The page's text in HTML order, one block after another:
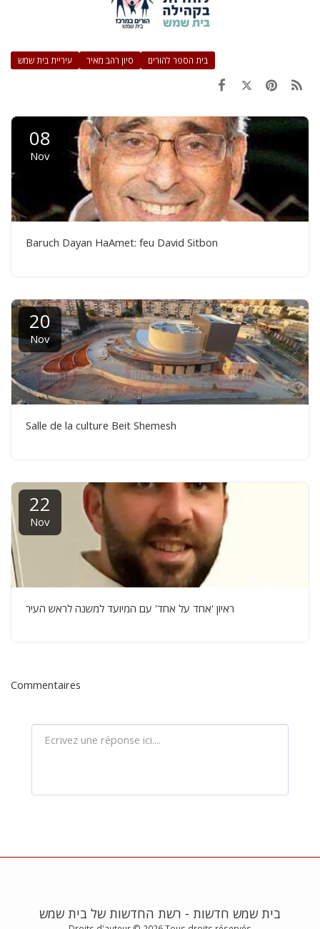
עיריית בית שמש סיון רהב מאיר בית הספר להורים
08
Nov
Baruch Dayan HaAmet: feu David Sitbon
20
Nov
Salle de la culture Beit Shemesh
22
Nov
ראיון 'אחד על אחד' עם המיועד למשנה לראש העיר
Commentaires
בית שמש חדשות - רשת החדשות של בית שמש